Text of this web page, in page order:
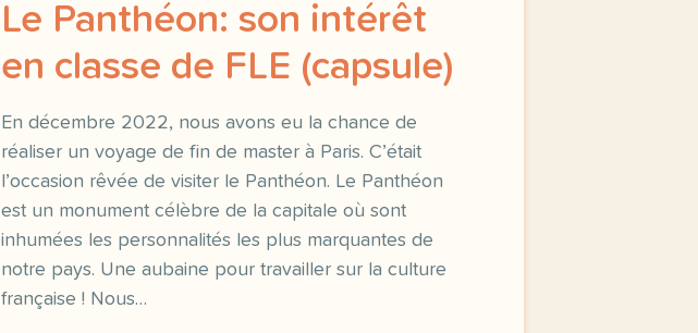
Le Panthéon: son intérêt
en classe de FLE (capsule)
En décembre 2022, nous avons eu la chance de
réaliser un voyage de fin de master à Paris. C’était
l’occasion rêvée de visiter le Panthéon. Le Panthéon
est un monument célèbre de la capitale où sont
inhumées les personnalités les plus marquantes de
notre pays. Une aubaine pour travailler sur la culture
française ! Nous…